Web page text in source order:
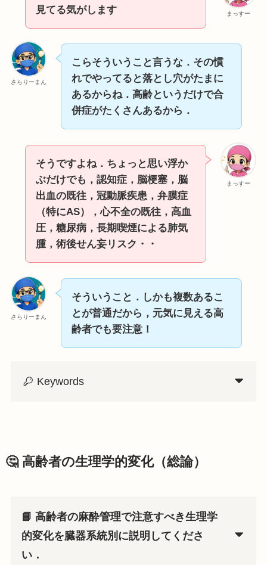
まっすー
見てる気がします
さらりーまん
こらそういうこと言うな．その慣
れでやってると落とし穴がたまに
あるからね．高齢というだけで合
併症がたくさんあるから．
まっすー
そうですよね．ちょっと思い浮か
ぶだけでも，認知症，脳梗塞，脳
出血の既往，冠動脈疾患，弁膜症
（特にAS），心不全の既往，高血
圧，糖尿病，長期喫煙による肺気
腫，術後せん妄リスク・・
さらりーまん
そういうこと．しかも複数あるこ
とが普通だから，元気に見える高
齢者でも要注意！
Keywords
🤔 高齢者の生理学的変化（総論）
📘 高齢者の麻酔管理で注意すべき生理学
的変化を臓器系統別に説明してくださ
い．